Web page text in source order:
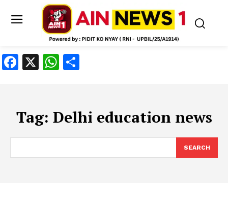
Facebook
X WhatsApp
Tag: Delhi education news
SEARCH